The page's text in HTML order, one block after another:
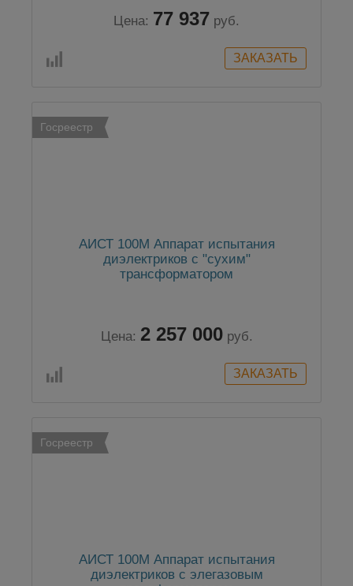
Цена: 77 937 руб.
Госреестр
АИСТ 100М Аппарат испытания
диэлектриков с "сухим"
трансформатором
Цена: 2 257 000 руб.
Госреестр
АИСТ 100М Аппарат испытания
диэлектриков с элегазовым